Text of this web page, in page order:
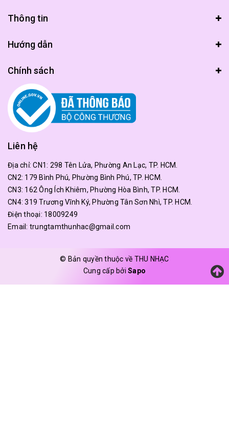
Thông tin
Hướng dẫn
Chính sách
Liên hệ
Địa chỉ:CN1: 298 Tên Lửa, Phường An Lạc, TP. HCM.
CN2: 179 Bình Phú, Phường Bình Phú, TP. HCM.
CN3: 162 Ông Ích Khiêm, Phường Hòa Bình, TP. HCM.
CN4: 319 Trương Vĩnh Ký, Phường Tân Sơn Nhì, TP. HCM.
Điện thoại: 18009249
Email: trungtamthunhac@gmail.com
© Bản quyền thuộc về THU NHẠC
Cung cấp bởiSapo